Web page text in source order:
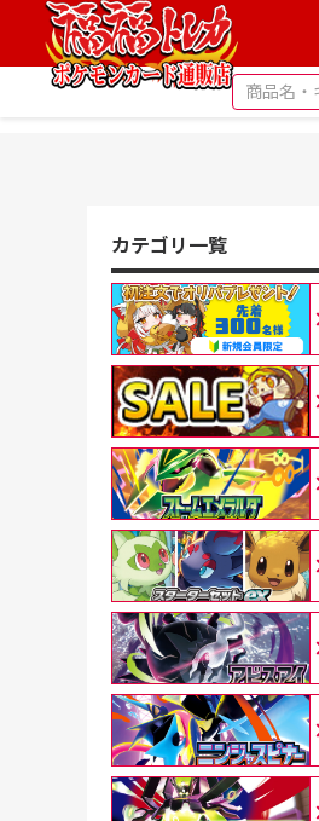
カテゴリ一覧